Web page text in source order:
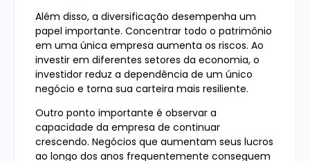
Além disso, a diversificação desempenha um
papel importante. Concentrar todo o patrimônio
em uma única empresa aumenta os riscos. Ao
investir em diferentes setores da economia, o
investidor reduz a dependência de um único
negócio e torna sua carteira mais resiliente.
Outro ponto importante é observar a
capacidade da empresa de continuar
crescendo. Negócios que aumentam seus lucros
ao longo dos anos frequentemente conseguem